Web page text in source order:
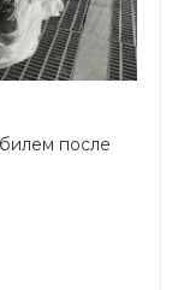
после